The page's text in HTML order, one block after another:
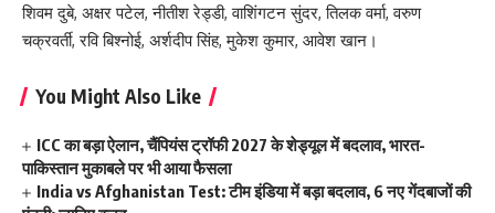
शिवम दुबे, अक्षर पटेल, नीतीश रेड्डी, वाशिंगटन सुंदर, तिलक वर्मा, वरुण
चक्रवर्ती, रवि बिश्नोई, अर्शदीप सिंह, मुकेश कुमार, आवेश खान।
You Might Also Like
ICC का बड़ा ऐलान, चैंपियंस ट्रॉफी 2027 के शेड्यूल में बदलाव, भारत-
पाकिस्तान मुकाबले पर भी आया फैसला
India vs Afghanistan Test: टीम इंडिया में बड़ा बदलाव, 6 नए गेंदबाजों की